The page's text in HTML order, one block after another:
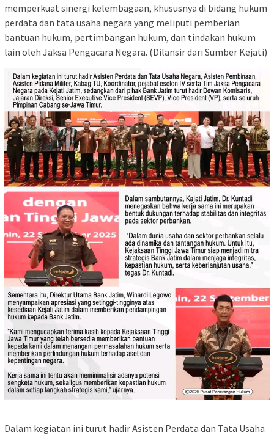
memperkuat sinergi kelembagaan, khususnya di bidang hukum
perdata dan tata usaha negara yang meliputi pemberian
bantuan hukum, pertimbangan hukum, dan tindakan hukum
lain oleh Jaksa Pengacara Negara. (Dilansir dari Sumber Kejati)
Dalam kegiatan ini turut hadir Asisten Perdata dan Tata Usaha